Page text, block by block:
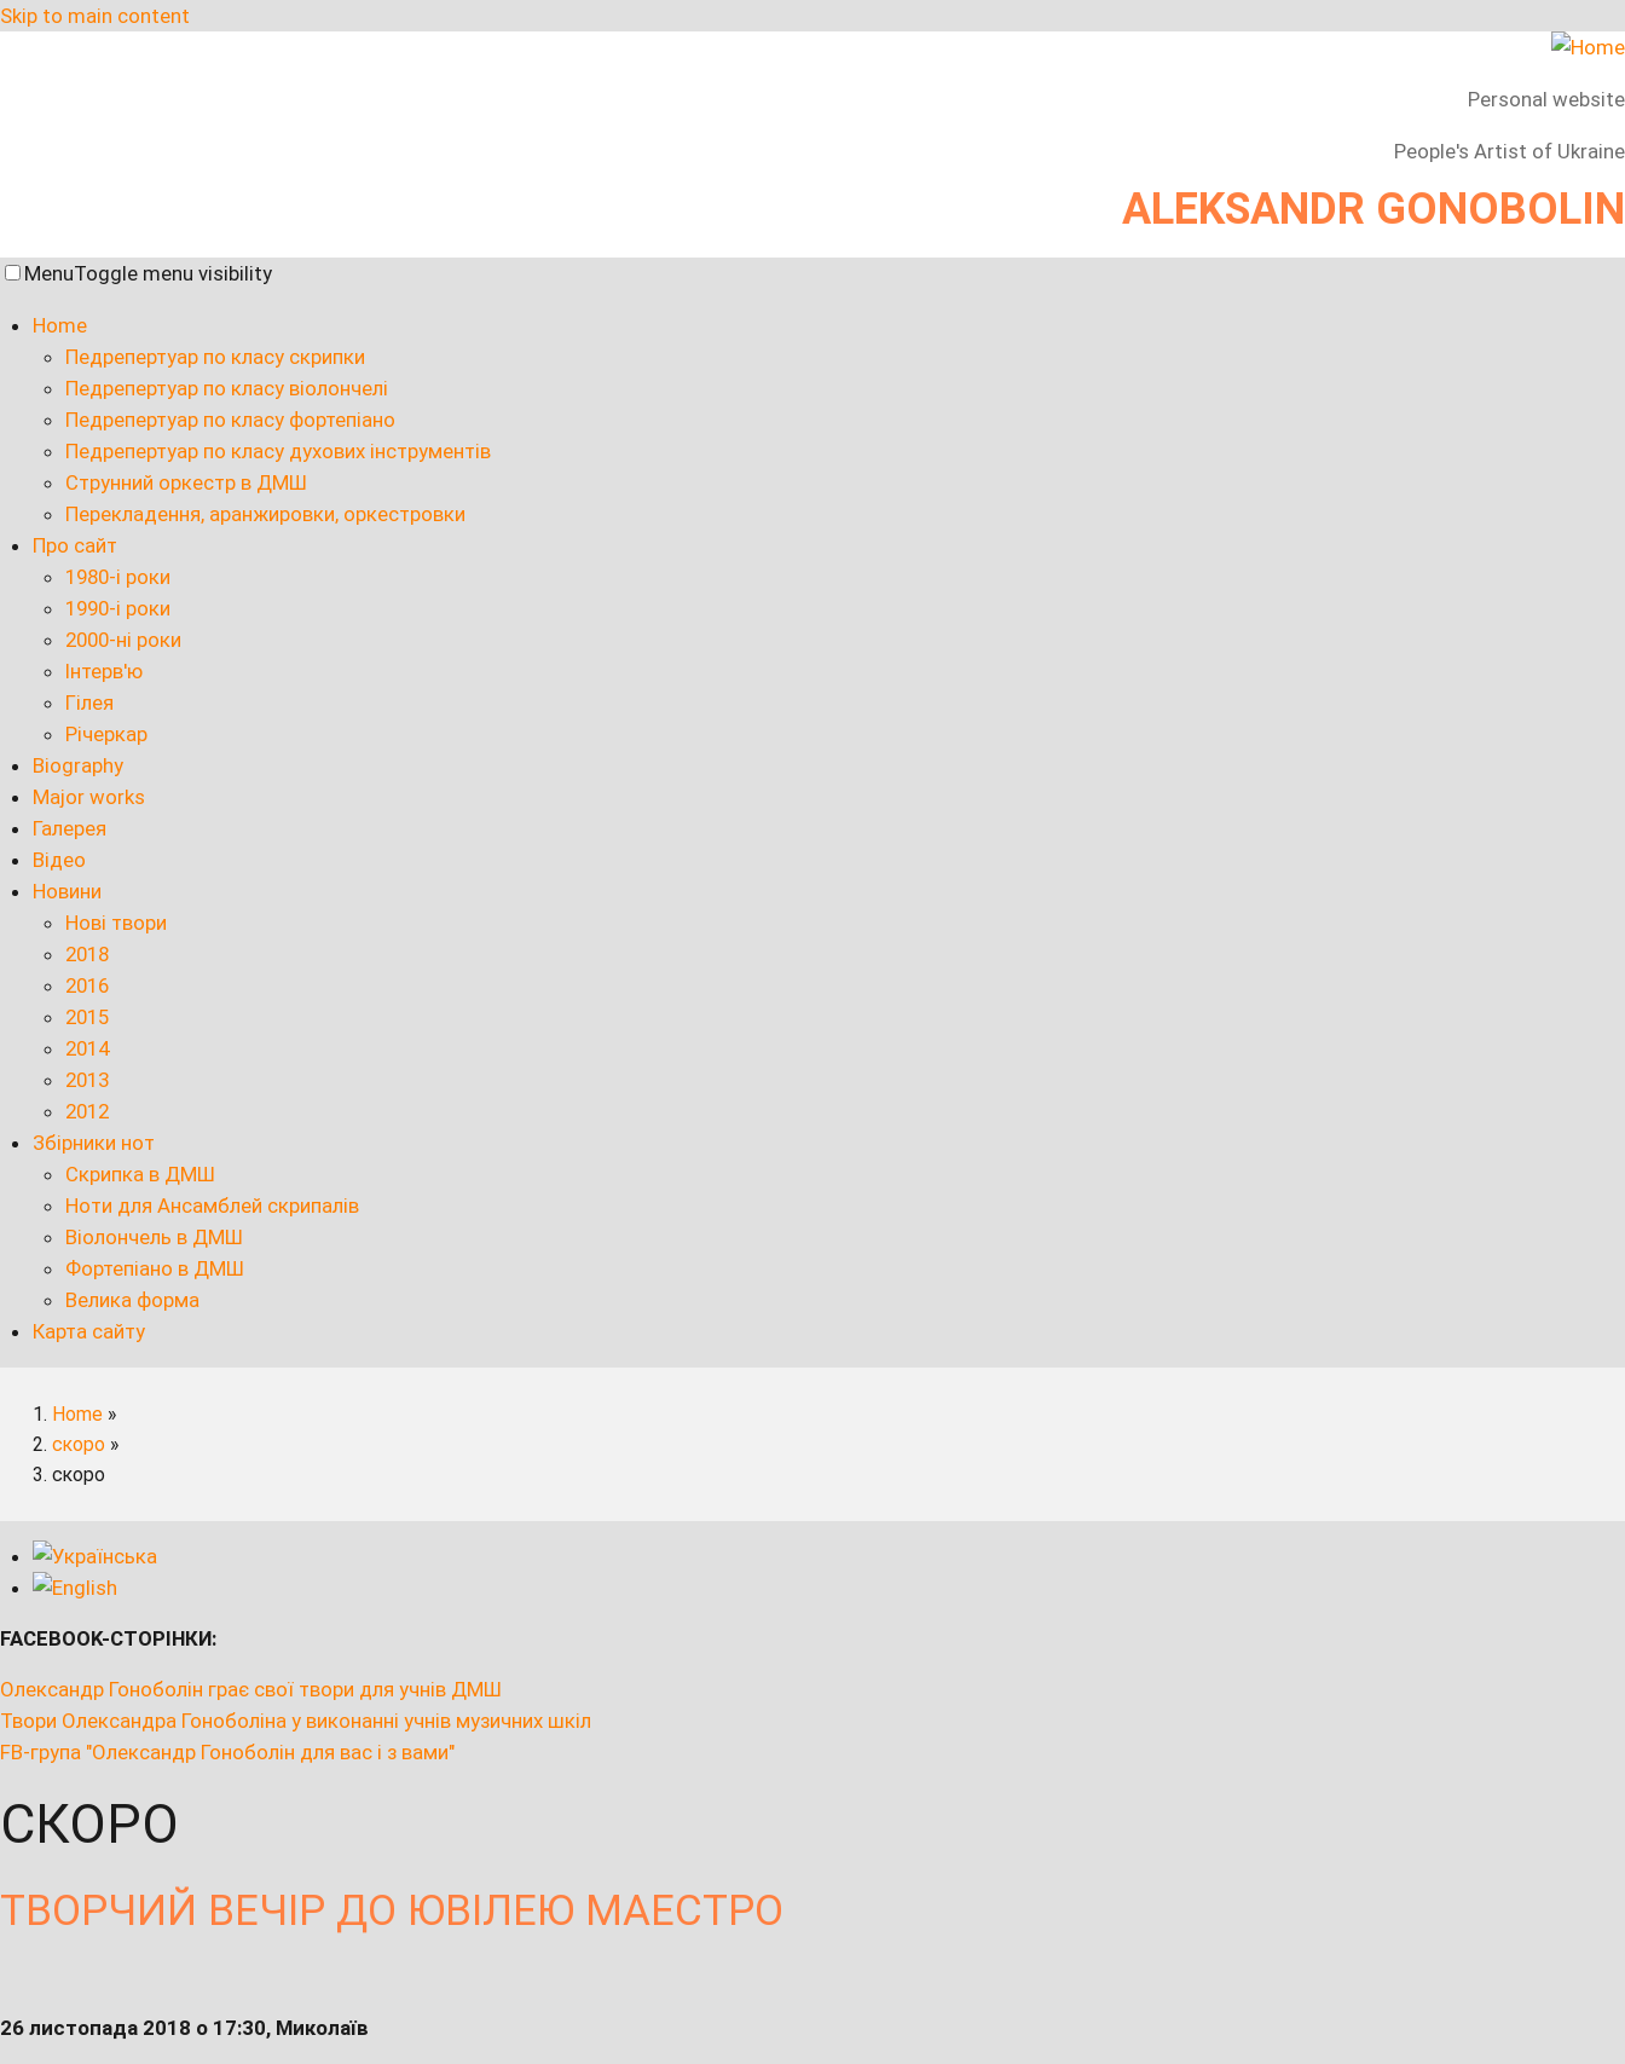
Skip to main content
Personal website
People's Artist of Ukraine
ALEKSANDR GONOBOLIN
MenuToggle menu visibility
Home
Педрепертуар по класу скрипки
Педрепертуар по класу віолончелі
Педрепертуар по класу фортепіано
Педрепертуар по класу духових інструментів
Струнний оркестр в ДМШ
Перекладення, аранжировки, оркестровки
Про сайт
1980-і роки
1990-і роки
2000-ні роки
Інтерв'ю
Гілея
Річеркар
Biography
Major works
Галерея
Відео
Новини
Нові твори
2018
2016
2015
2014
2013
2012
Збірники нот
Скрипка в ДМШ
Ноти для Ансамблей скрипалів
Віолончель в ДМШ
Фортепіано в ДМШ
Велика форма
Карта сайту
Home »
скоро »
скоро
FACEBOOK-СТОРІНКИ:
Олександр Гоноболін грає свої твори для учнів ДМШ
Твори Олександра Гоноболіна у виконанні учнів музичних шкіл
FB-група "Олександр Гоноболін для вас і з вами"
СКОРО
ТВОРЧИЙ ВЕЧІР ДО ЮВІЛЕЮ МАЕСТРО
26 листопада 2018 о 17:30, Миколаїв